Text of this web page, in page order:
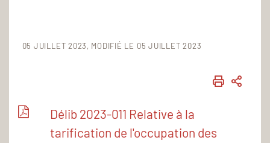
05 JUILLET 2023 MODIFIÉ LE 05 JUILLET 2023
Délib 2023-011 Relative à la
tarification de l'occupation des